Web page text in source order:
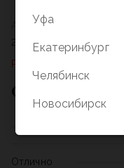
Артикул
237595
Раздел не найден
Отзывы о
Отлично
Уфа
Екатеринбург
Челябинск
Новосибирск